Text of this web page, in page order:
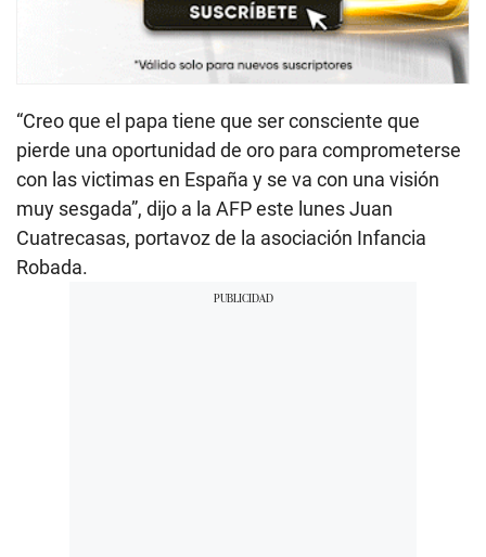
“Creo que el papa tiene que ser consciente que
pierde una oportunidad de oro para comprometerse
con las victimas en España y se va con una visión
muy sesgada”, dijo a la AFP este lunes Juan
Cuatrecasas, portavoz de la asociación Infancia
Robada.